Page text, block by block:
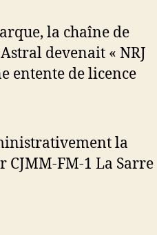
la chaîne de
devenait « NRJ
entente de licence
la
CJMM-FM-1 La Sarre